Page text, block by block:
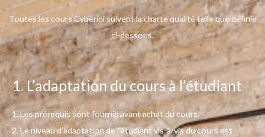
Toutes les cours Cyberini suivent la charte qualité telle que définie
ci-dessous.
1. L’adaptation du cours à l’étudiant
1. Les prérequis sont fournis avant achat du cours.
2. Le niveau d’adaptation de l’étudiant vis-à-vis du cours est